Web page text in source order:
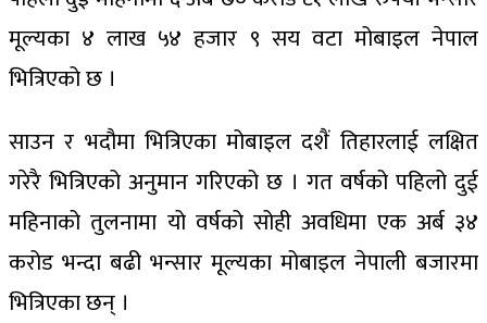
मूल्यका ४ लाख ५४ हजार ९ सय वटा मोबाइल नेपाल
भित्रिएको छ ।
साउन र भदौमा भित्रिएका मोबाइल दशैं तिहारलाई लक्षित
गरेरै भित्रिएको अनुमान गरिएको छ । गत वर्षको पहिलो दुई
महिनाको तुलनामा यो वर्षको सोही अवधिमा एक अर्ब ३४
करोड भन्दा बढी भन्सार मूल्यका मोबाइल नेपाली बजारमा
भित्रिएका छन् ।